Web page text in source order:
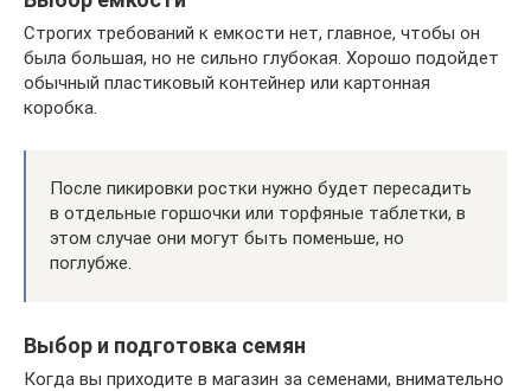
Строгих требований к емкости нет, главное, чтобы он
была большая, но не сильно глубокая. Хорошо подойдет
обычный пластиковый контейнер или картонная
коробка.
После пикировки ростки нужно будет пересадить
в отдельные горшочки или торфяные таблетки, в
этом случае они могут быть поменьше, но
поглубже.
Выбор и подготовка семян
Когда вы приходите в магазин за семенами, внимательно